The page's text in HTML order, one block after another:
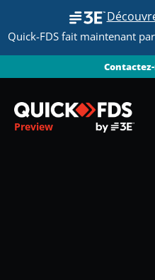
Quick-FDS fait maintenant
Preview